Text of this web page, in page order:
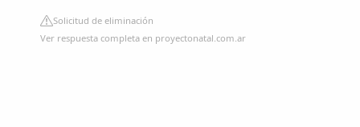
Solicitud de eliminación
Ver respuesta completa en proyectonatal.com.ar